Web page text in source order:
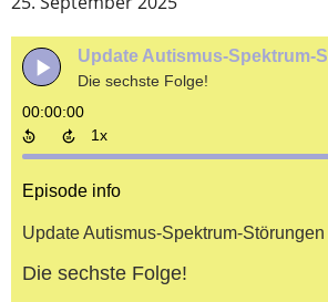
Update Autismus-Spektrum-
Die sechste Folge!
00:00:00
Episode info
Update Autismus-Spektrum-Störungen
Die sechste Folge!